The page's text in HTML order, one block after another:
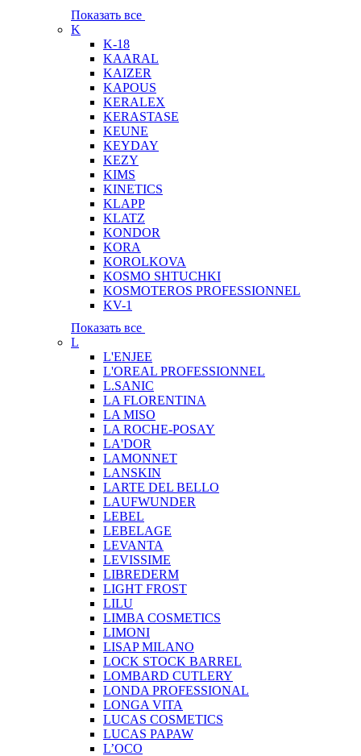
Показать все
K
K-18
KAARAL
KAIZER
KAPOUS
KERALEX
KERASTASE
KEUNE
KEYDAY
KEZY
KIMS
KINETICS
KLAPP
KLATZ
KONDOR
KORA
KOROLKOVA
KOSMO SHTUCHKI
KOSMOTEROS PROFESSIONNEL
KV-1
Показать все
L
L'ENJEE
L'OREAL PROFESSIONNEL
L.SANIC
LA FLORENTINA
LA MISO
LA ROCHE-POSAY
LA'DOR
LAMONNET
LANSKIN
LARTE DEL BELLO
LAUFWUNDER
LEBEL
LEBELAGE
LEVANTA
LEVISSIME
LIBREDERM
LIGHT FROST
LILU
LIMBA COSMETICS
LIMONI
LISAP MILANO
LOCK STOCK BARREL
LOMBARD CUTLERY
LONDA PROFESSIONAL
LONGA VITA
LUCAS COSMETICS
LUCAS PAPAW
L’OCO